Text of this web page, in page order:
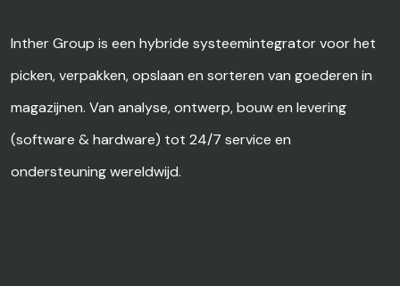
Inther Group is een hybride systeemintegrator voor het
picken, verpakken, opslaan en sorteren van goederen in
magazijnen. Van analyse, ontwerp, bouw en levering
(software & hardware) tot 24/7 service en
ondersteuning wereldwijd.